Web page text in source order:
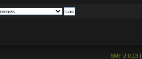
SMF 2.0.13|